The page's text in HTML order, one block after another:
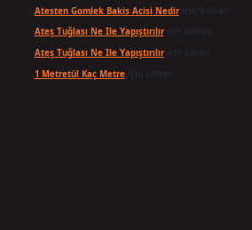
Atesten Gomlek Bakis Acisi Nediriçin
Ateş Tuğlası Ne Ile Yapıştırılıriçin
Ateş Tuğlası Ne Ile Yapıştırılıriçin
1 Metretül Kaç Metreiçin